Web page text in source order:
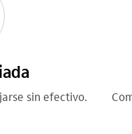
sin efectivo.